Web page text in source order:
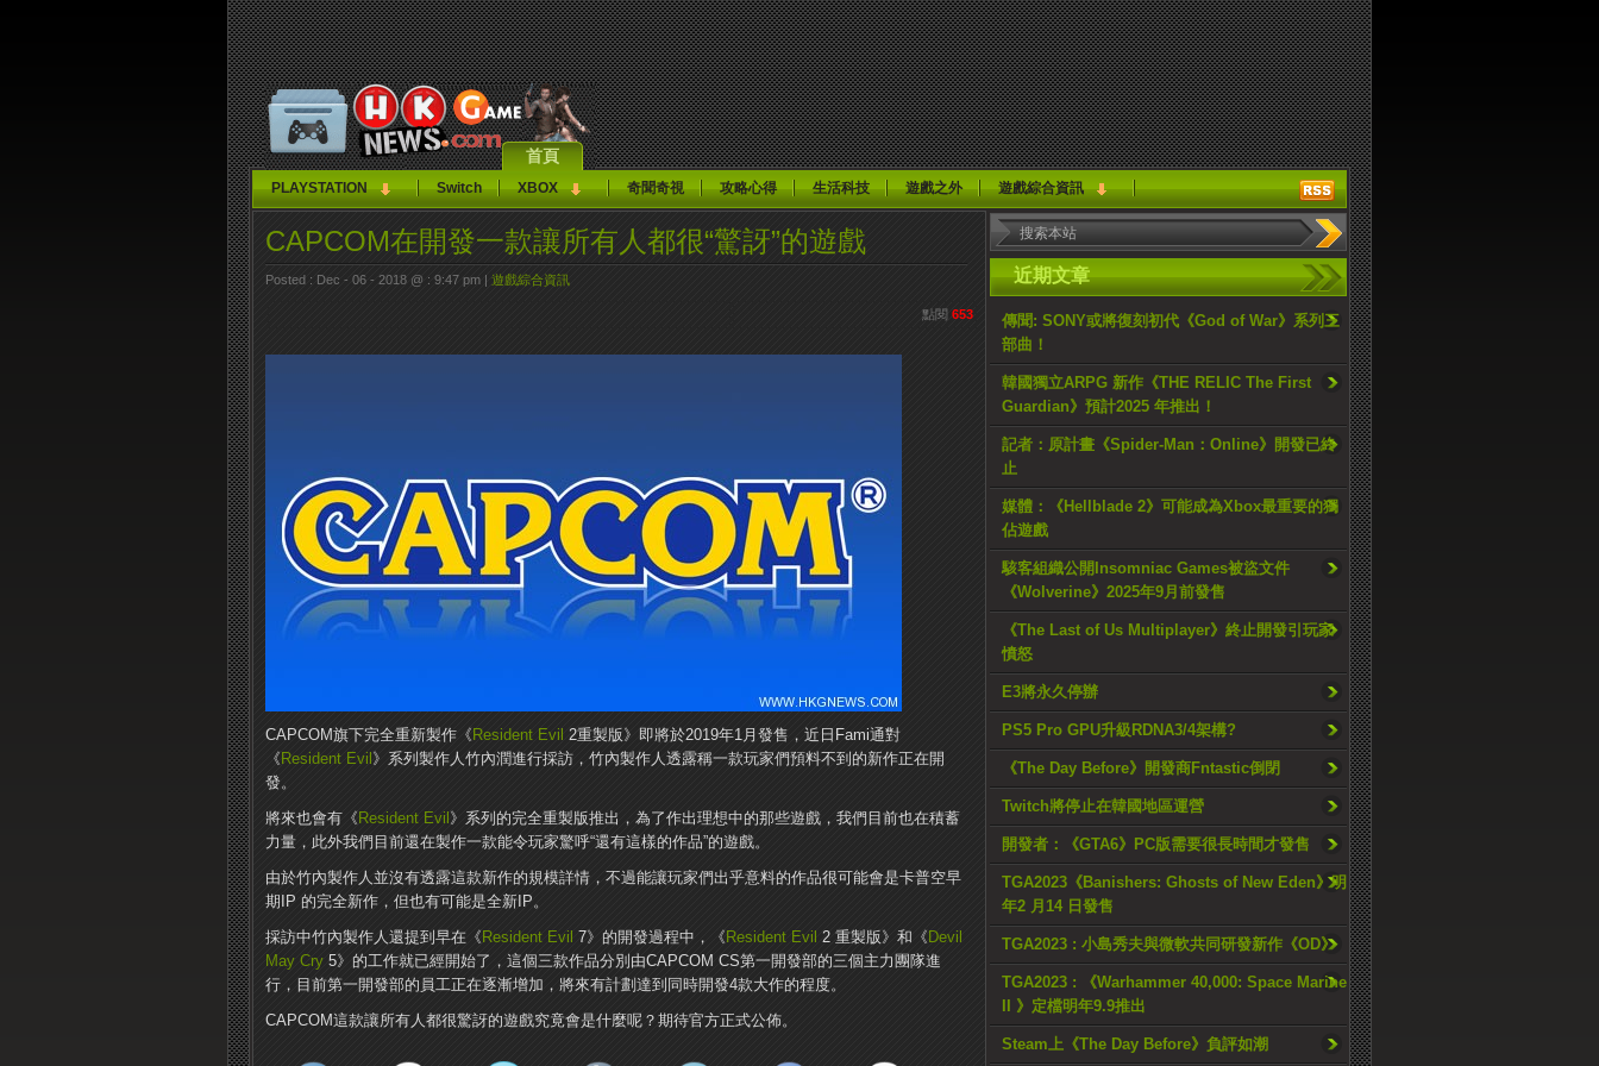
首頁
PLAYSTATION Switch XBOX 奇聞奇視 攻略心得 生活科技 遊戲之外 遊戲綜合資訊
近期文章
傳聞: SONY或將復刻初代《God of War》系列三
部曲！
韓國獨立ARPG 新作《THE RELIC The First
Guardian》預計2025 年推出！
記者：原計畫《Spider-Man：Online》開發已終
止
媒體：《Hellblade 2》可能成為Xbox最重要的獨
佔遊戲
駭客組織公開Insomniac Games被盜文件
《Wolverine》2025年9月前發售
《The Last of Us Multiplayer》終止開發引玩家
憤怒
E3將永久停辦
PS5 Pro GPU升級RDNA3/4架構?
《The Day Before》開發商Fntastic倒閉
Twitch將停止在韓國地區運營
開發者：《GTA6》PC版需要很長時間才發售
TGA2023《Banishers: Ghosts of New Eden》明
年2 月14 日發售
TGA2023 : 小島秀夫與微軟共同研發新作《OD》
TGA2023 : 《Warhammer 40,000: Space Marine
II 》定檔明年9.9推出
Steam上《The Day Before》負評如潮
CAPCOM在開發一款讓所有人都很“驚訝”的遊戲
Posted : Dec - 06 - 2018 @ : 9:47 pm | 遊戲綜合資訊
點閱 653
CAPCOM旗下完全重新製作《 Resident Evil 2重製版》即將於2019年1月發售，近日Fami通對
《 Resident Evil 》系列製作人竹內潤進行採訪，竹內製作人透露稱一款玩家們預料不到的新作正在開
發。
將來也會有《 Resident Evil 》系列的完全重製版推出，為了作出理想中的那些遊戲，我們目前也在積蓄
力量，此外我們目前還在製作一款能令玩家驚呼“還有這樣的作品”的遊戲。
由於竹內製作人並沒有透露這款新作的規模詳情，不過能讓玩家們出乎意料的作品很可能會是卡普空早
期IP 的完全新作，但也有可能是全新IP。
採訪中竹內製作人還提到早在《 Resident Evil 7》的開發過程中，《 Resident Evil 2 重製版》和《 Devil
May Cry 5》的工作就已經開始了，這個三款作品分別由CAPCOM CS第一開發部的三個主力團隊進
行，目前第一開發部的員工正在逐漸增加，將來有計劃達到同時開發4款大作的程度。
CAPCOM這款讓所有人都很驚訝的遊戲究竟會是什麼呢？期待官方正式公佈。